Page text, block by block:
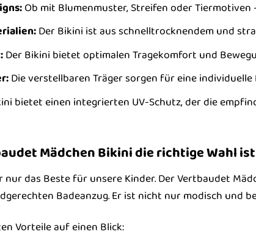
Ob mit Blumenmuster, Streifen oder Tiermotiven
Der Bikini ist aus schnelltrocknendem und
Der Bikini bietet optimalen Tragekomfort und
Die verstellbaren Träger sorgen für eine individuelle
bietet einen integrierten UV-Schutz, der die
Mädchen Bikini die richtige Wahl ist
nur das Beste für unsere Kinder. Der Vertbaudet
Badeanzug. Er ist nicht nur modisch und
Vorteile auf einen Blick: